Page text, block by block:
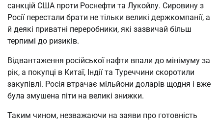
санкцій США проти Роснефти та Лукойлу. Сировину з
Росії перестали брати не тільки великі держкомпанії, а
й деякі приватні переробники, які зазвичай більш
терпимі до ризиків.
Відвантаження російської нафти впали до мінімуму за
рік, а покупці в Китаї, Індії та Туреччини скоротили
закупівлі. Росія втрачає мільйони доларів щодня і вже
була змушена піти на великі знижки.
Таким чином, незважаючи на заяви про готовність